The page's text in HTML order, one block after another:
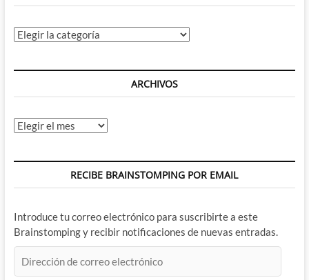
Categorías
ARCHIVOS
Archivos
RECIBE BRAINSTOMPING POR EMAIL
Introduce tu correo electrónico para suscribirte a este
Brainstomping y recibir notificaciones de nuevas entradas.
de